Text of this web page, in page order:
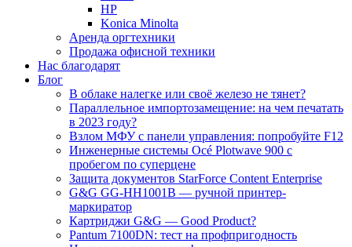
HP
Konica Minolta
Аренда оргтехники
Продажа офисной техники
Нас благодарят
Блог
В облаке налегке или своё железо не тянет?
Параллельное импортозамещение: на чем печатать
в 2023 году?
Взлом МФУ с панели управления: попробуйте F12
Инженерные системы Océ Plotwave 900 с
пробегом по суперцене
Защита документов StarForce Content Enterprise
G&G GG-HH1001B — ручной принтер-
маркиратор
Картриджи G&G — Good Product?
Pantum 7100DN: тест на профпригодность